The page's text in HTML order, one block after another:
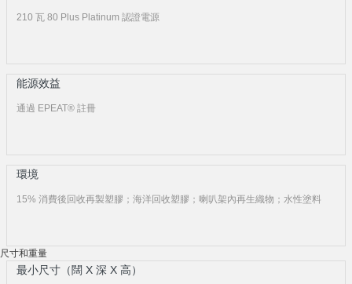
210 瓦 80 Plus Platinum 認證電源
能源效益
通過 EPEAT® 註冊
環境
15% 消費後回收再製塑膠；海洋回收塑膠；喇叭架內再生織物；水性塗料
尺寸和重量
最小尺寸（闊 X 深 X 高）